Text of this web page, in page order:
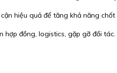
hiệu quả để tăng khả năng chốt
hợp đồng, logistics, gặp gỡ đối tác.